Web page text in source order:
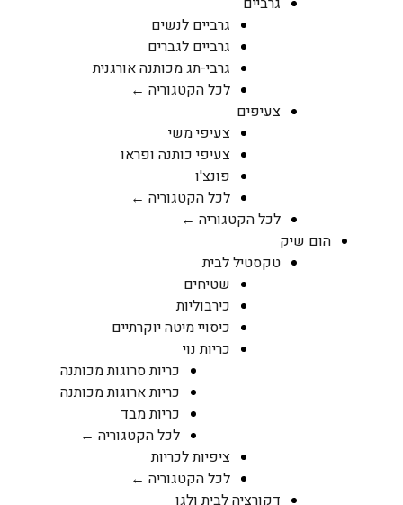
גרביים לנשים
גרביים לגברים
גרבי-תג מכותנה אורגנית
לכל הקטגוריה ←
צעיפים
צעיפי משי
צעיפי כותנה ופראו
פונצ'ו
לכל הקטגוריה ←
לכל הקטגוריה ←
הום שיק
טקסטיל לבית
שטיחים
כירבוליות
כיסויי מיטה יוקרתיים
כריות נוי
כריות סרוגות מכותנה
כריות ארוגות מכותנה
כריות מבד
לכל הקטגוריה ←
ציפיות לכריות
לכל הקטגוריה ←